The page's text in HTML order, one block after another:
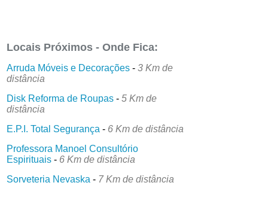
Locais Próximos - Onde Fica:
Arruda Móveis e Decorações -3 Km de
distância
Disk Reforma de Roupas -5 Km de
distância
E.P.I. Total Segurança - 6 Km de distância
Professora Manoel Consultório
Espirituais - 6 Km de distância
Sorveteria Nevaska - 7 Km de distância